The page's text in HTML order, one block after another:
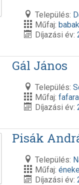
Település:
Műfaj:
Díjazási év:
Gál János
Település:
Műfaj:
Díjazási év:
Pisák
Település:
Műfaj:
Díjazási év: